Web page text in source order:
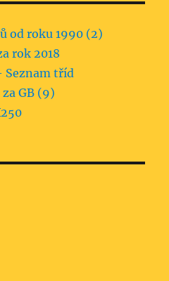
od roku 1990 (2)
rok 2018
Seznam tříd
GB (9)